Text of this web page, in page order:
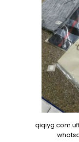
qiqiyg.com